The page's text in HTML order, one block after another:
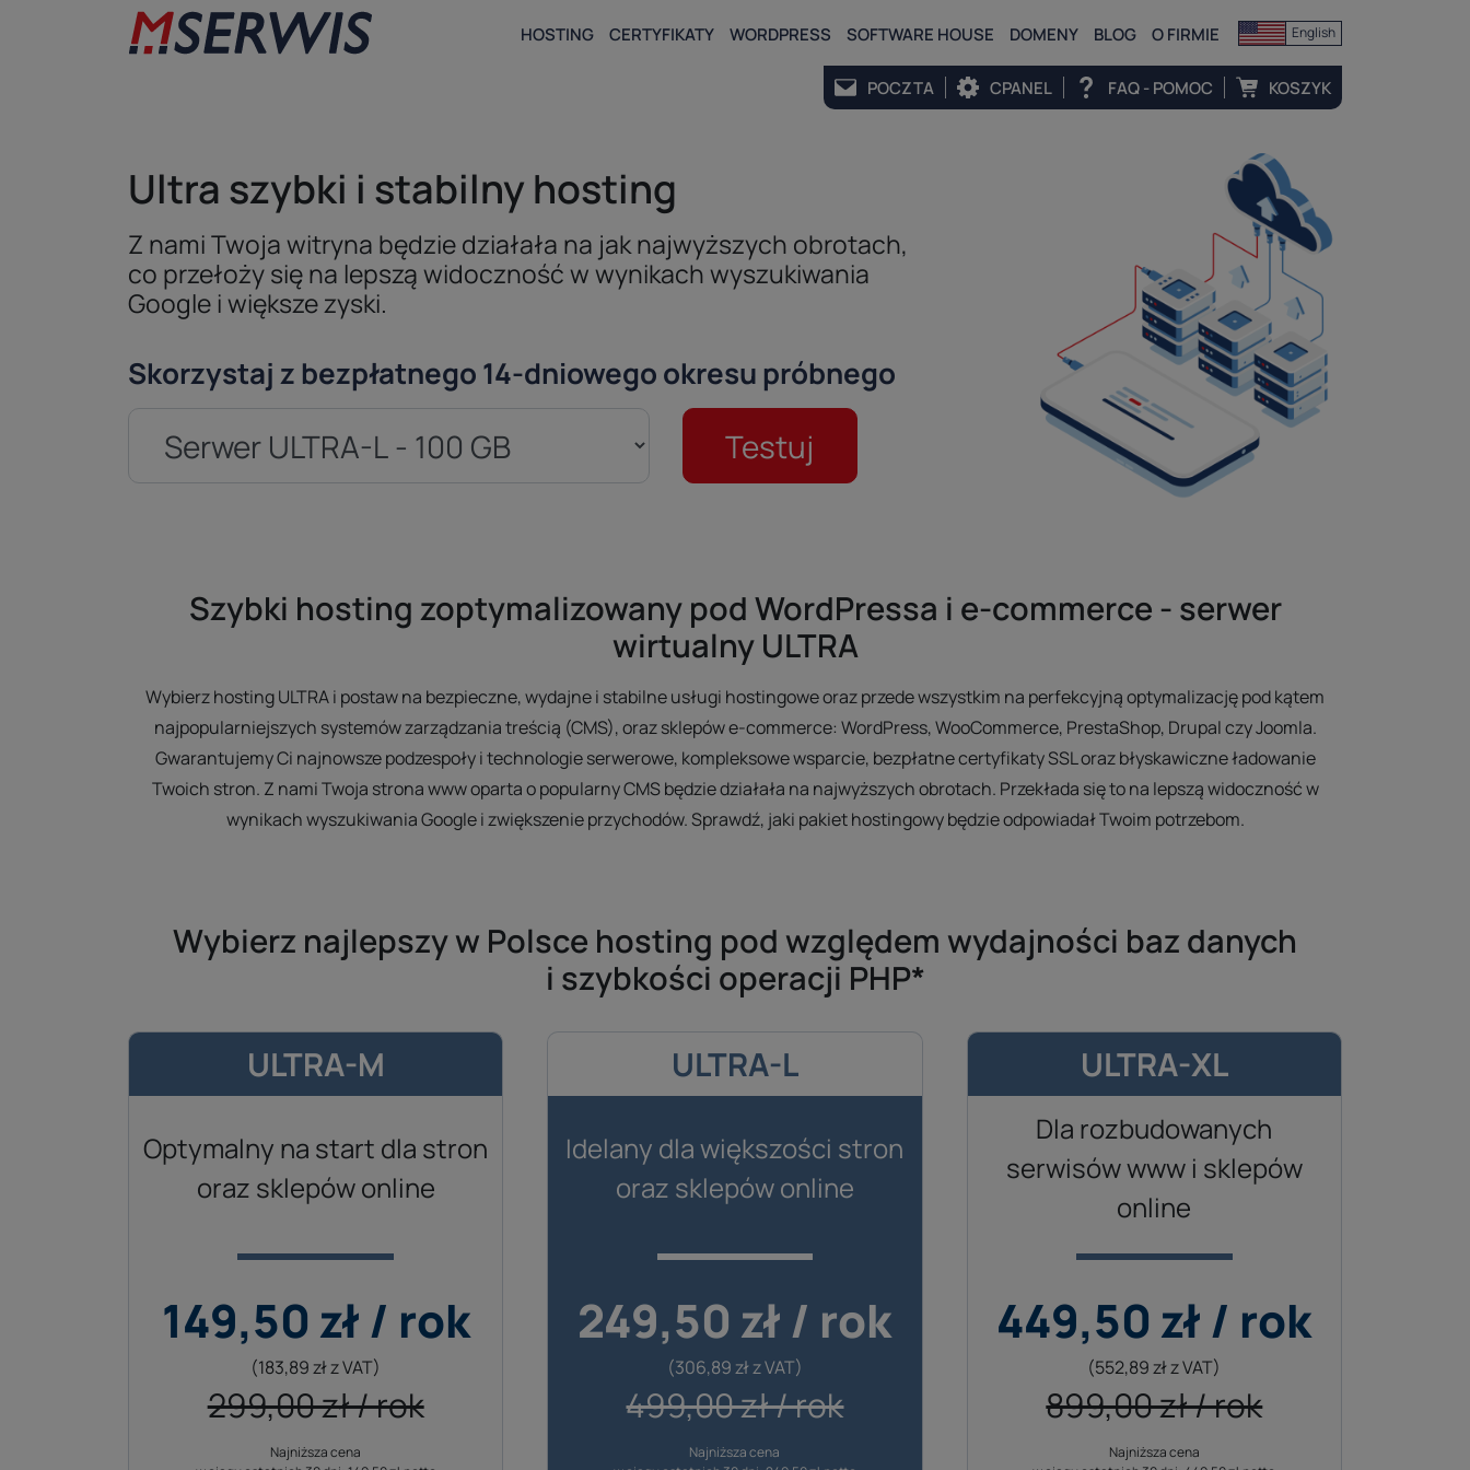
HOSTING CERTYFIKATY WORDPRESS SOFTWARE HOUSE DOMENY BLOG O FIRMIE
POCZTA CPANEL FAQ - POMOC KOSZYK
English
Ultra szybki i stabilny hosting
Z nami Twoja witryna będzie działała na jak najwyższych obrotach,
co przełoży się na lepszą widoczność w wynikach wyszukiwania
Google i większe zyski.
Skorzystaj z bezpłatnego 14-dniowego okresu próbnego
Testuj
Szybki hosting zoptymalizowany pod WordPressa i e-commerce - serwer
wirtualny ULTRA
Wybierz hosting ULTRA i postaw na bezpieczne, wydajne i stabilne usługi hostingowe oraz przede wszystkim na perfekcyjną optymalizację pod kątem
najpopularniejszych systemów zarządzania treścią (CMS), oraz sklepów e-commerce: WordPress, WooCommerce, PrestaShop, Drupal czy Joomla.
Gwarantujemy Ci najnowsze podzespoły i technologie serwerowe, kompleksowe wsparcie, bezpłatne certyfikaty SSL oraz błyskawiczne ładowanie
Twoich stron. Z nami Twoja strona www oparta o popularny CMS będzie działała na najwyższych obrotach. Przekłada się to na lepszą widoczność w
wynikach wyszukiwania Google i zwiększenie przychodów. Sprawdź, jaki pakiet hostingowy będzie odpowiadał Twoim potrzebom.
Wybierz najlepszy w Polsce hosting pod względem wydajności baz danych
i szybkości operacji PHP*
ULTRA-M
Optymalny na start dla stron
oraz sklepów online
149,50 zł / rok
(183,89 zł z VAT)
299,00 zł / rok
Cena odnowienia hostingu w kolejnych latach
Najniższa cena
ULTRA-L
Idelany dla większości stron
oraz sklepów online
249,50 zł / rok
(306,89 zł z VAT)
499,00 zł / rok
Cena odnowienia hostingu w kolejnych latach
Najniższa cena
ULTRA-XL
Dla rozbudowanych
serwisów www i sklepów
online
449,50 zł / rok
(552,89 zł z VAT)
899,00 zł / rok
Cena odnowienia hostingu w kolejnych latach
Najniższa cena